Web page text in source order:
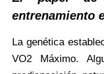
entrenamiento
La genética
VO2 Máximo.